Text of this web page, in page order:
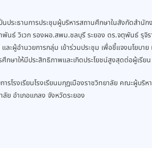
ประธานการประชุมผู้บริหารสถานศึกษาในสังกัดสำ
พันธ์ วิเวก รองผอ.สพม.ชลบุรี ระยอง ดร.จตุพันธ์ รุจิ
ะผู้อำนวยการกลุ่ม เข้าร่วมประชุม เพื่อชี้แจงนโยบา
าให้มีประสิทธิภาพและเกิดประโยชน์สูงสุดต่อผู้เรียน
โรงเรียนโรงเรียนมกุฎเมืองราชวิทยาลัย คณะผู้บริ
ย อำเภอแกลง จังหวัดระยอง